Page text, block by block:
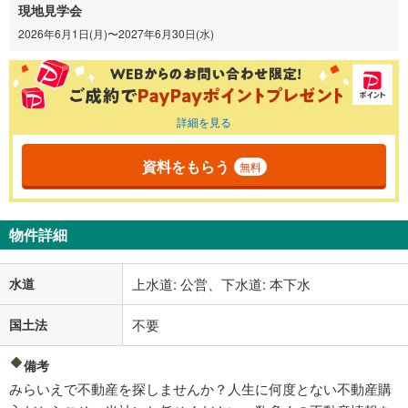
現地見学会
2026年6月1日(月)〜2027年6月30日(水)
詳細を見る
資料をもらう 無料
物件詳細
水道 上水道: 公営、下水道: 本下水
国土法 不要
備考
みらいえで不動産を探しませんか？人生に何度とない不動産購